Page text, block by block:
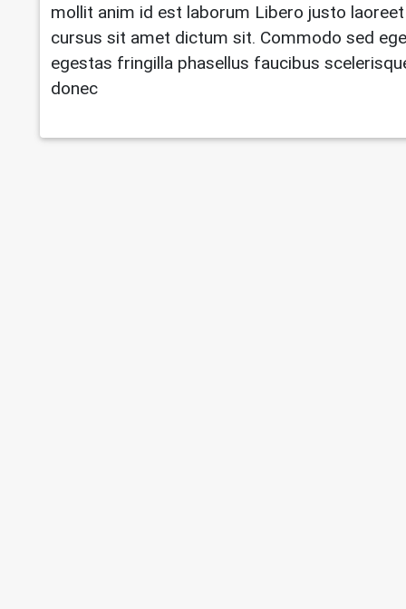
mollit anim id est laborum Libero justo
cursus sit amet dictum sit. Commodo sed
egestas fringilla phasellus faucibus
donec